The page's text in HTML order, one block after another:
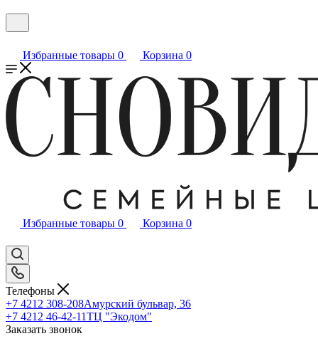
Избранные товары 0 Корзина 0
Избранные товары 0 Корзина 0
Телефоны
+7 4212 308-208Амурский бульвар, 36
+7 4212 46-42-11ТЦ "Экодом"
Заказать звонок